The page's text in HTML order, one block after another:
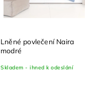
Lněné povlečení Naira
modré
Skladem - ihned k odeslání